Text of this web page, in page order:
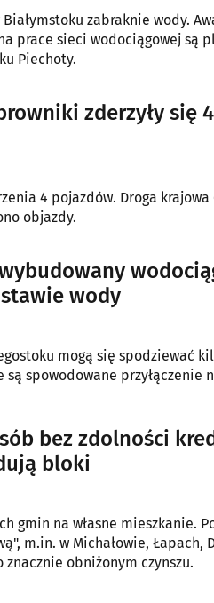
zabraknie wody.
prace sieci wodociągowej są
Piechoty.
zderzyły się
4 pojazdów. Droga krajowa
objazdy.
wody
mogą się spodziewać
spowodowane przyłączenie
bez zdolności
bloki
gmin na własne mieszkanie.
m.in. w Michałowie, Łapach,
obniżonym czynszu.